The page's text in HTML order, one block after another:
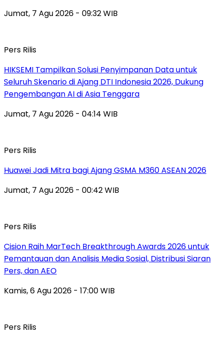
Jumat, 7 Agu 2026 - 09:32 WIB
Pers Rilis
HIKSEMI Tampilkan Solusi Penyimpanan Data untuk
Seluruh Skenario di Ajang DTI Indonesia 2026, Dukung
Pengembangan AI di Asia Tenggara
Jumat, 7 Agu 2026 - 04:14 WIB
Pers Rilis
Huawei Jadi Mitra bagi Ajang GSMA M360 ASEAN 2026
Jumat, 7 Agu 2026 - 00:42 WIB
Pers Rilis
Cision Raih MarTech Breakthrough Awards 2026 untuk
Pemantauan dan Analisis Media Sosial, Distribusi Siaran
Pers, dan AEO
Kamis, 6 Agu 2026 - 17:00 WIB
Pers Rilis